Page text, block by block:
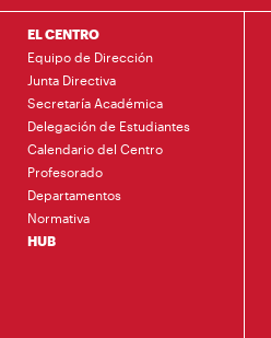
EL CENTRO
Equipo de Dirección
Junta Directiva
Secretaría Académica
Delegación de Estudiantes
Calendario del Centro
Profesorado
Departamentos
Normativa
HUB